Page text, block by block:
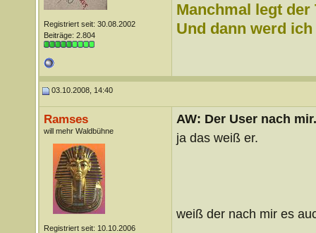
Registriert seit: 30.08.2002
Beiträge: 2.804
Manchmal legt
Und dann werd
03.10.2008, 14:40
Ramses
will mehr Waldbühne
Registriert seit: 10.10.2006
AW: Der User nach
ja das weiß er.
weiß der nach mir es